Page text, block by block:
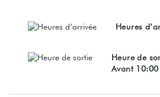
Heures
Heure de
Avant 10:00